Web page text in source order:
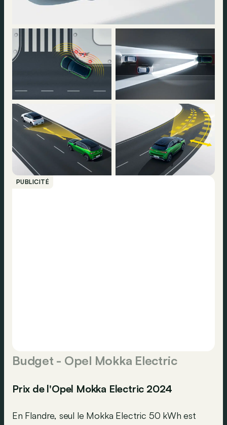
PUBLICITÉ
Budget - Opel Mokka Electric
Prix de l'Opel Mokka Electric 2024
En Flandre, seul le Mokka Electric 50 kWh est